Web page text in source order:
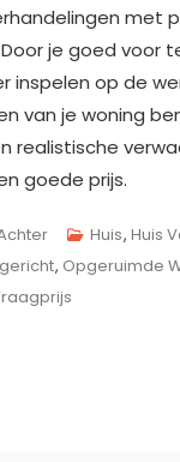
met
je goed voor
inspelen op de
van je woning
realistische
goede prijs.
Op
Alles
Wat
Huis, Huis
, Opgeruimde